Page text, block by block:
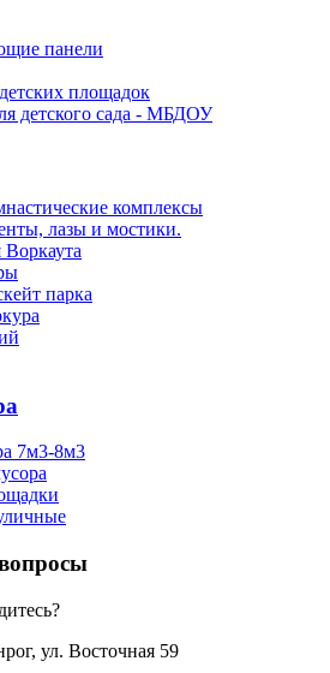
панели
площадок
детского сада - МБДОУ
комплексы
лазы и мостики.
парка
7м3-8м3
ул. Восточная 59